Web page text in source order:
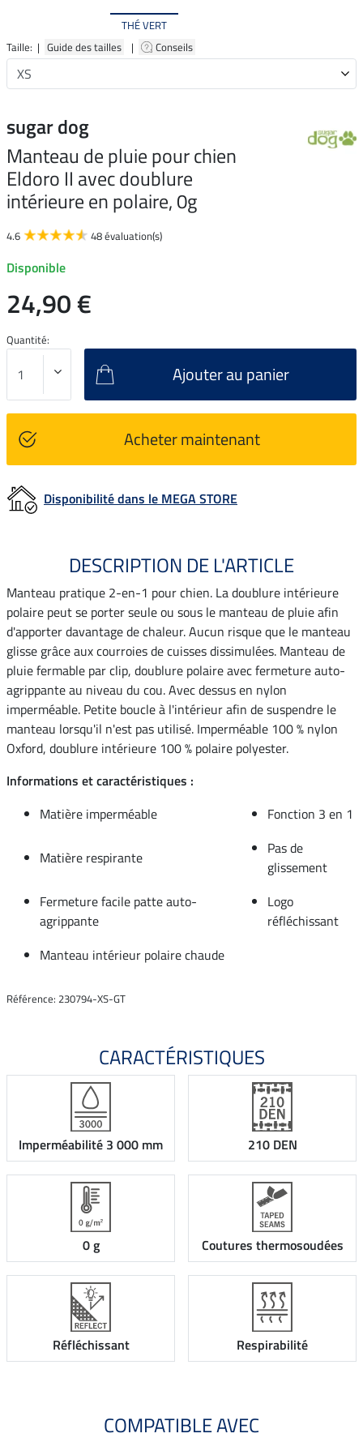
THÉ VERT
Taille: | Guide des tailles | Conseils
sugar dog
Manteau de pluie pour chien
Eldoro II avec doublure
intérieure en polaire, 0g
4.6 48 évaluation(s)
Disponible
24,90 €
Quantité:
Ajouter au panier
Acheter maintenant
Disponibilité dans le MEGA STORE
DESCRIPTION DE L'ARTICLE
Manteau pratique 2-en-1 pour chien. La doublure intérieure
polaire peut se porter seule ou sous le manteau de pluie afin
d'apporter davantage de chaleur. Aucun risque que le manteau
glisse grâce aux courroies de cuisses dissimulées. Manteau de
pluie fermable par clip, doublure polaire avec fermeture auto-
agrippante au niveau du cou. Avec dessus en nylon
imperméable. Petite boucle à l'intérieur afin de suspendre le
manteau lorsqu'il n'est pas utilisé. Imperméable 100 % nylon
Oxford, doublure intérieure 100 % polaire polyester.
Informations et caractéristiques :
Matière imperméable
Fonction 3 en 1
Matière respirante
Pas de
glissement
Fermeture facile patte auto-
agrippante
Logo
réfléchissant
Manteau intérieur polaire chaude
Référence: 230794-XS-GT
CARACTÉRISTIQUES
Imperméabilité 3 000 mm 210 DEN
0 g Coutures thermosoudées
Réfléchissant Respirabilité
COMPATIBLE AVEC